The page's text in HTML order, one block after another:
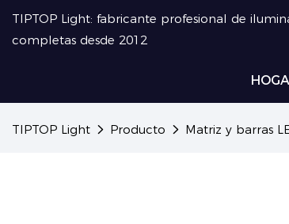
TIPTOP Light: fabricante profesional de
completas desde 2012
TIPTOP Light Producto Matriz y barras